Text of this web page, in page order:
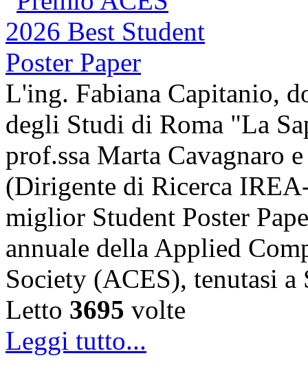
L'ing. Fabiana Capitanio,
degli Studi di Roma "La
prof.ssa Marta Cavagnaro
(Dirigente di Ricerca
miglior Student Poster
annuale della Applied
Society (ACES), tenutasi
Letto 3695 volte
Leggi tutto...